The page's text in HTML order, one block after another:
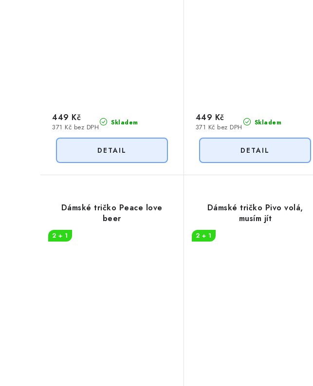
Skladem
371 Kč bez DPH
449 Kč Skladem
371 Kč bez DPH
449 Kč
Dámské tričko Peace love
beer
2 + 1
Dámské tričko Pivo volá,
musím jít
2 + 1